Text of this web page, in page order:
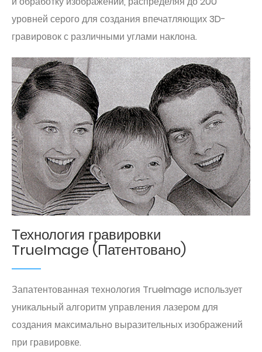
уровней серого для создания впечатляющих 3D-
гравировок с различными углами наклона.
Технология гравировки
TrueImage (Патентовано)
Запатентованная технология TrueImage использует
уникальный алгоритм управления лазером для
создания максимально выразительных изображений
при гравировке.